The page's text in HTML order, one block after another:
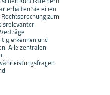
erhalten Sie einen
zum
erkennen und
Alle zentralen